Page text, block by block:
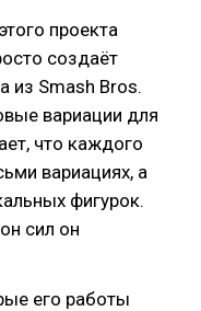
проекта
создаёт
из Smash Bros.
вариации для
что каждого
вариациях, а
фигурок.
сил он
его работы